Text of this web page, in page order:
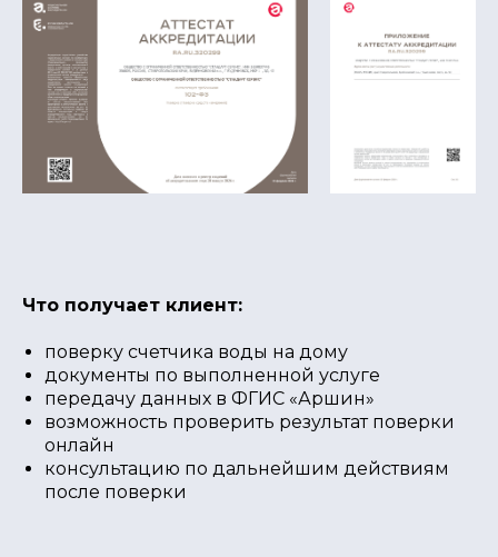
Что получает клиент:
поверку счетчика воды на дому
документы по выполненной услуге
передачу данных в ФГИС «Аршин»
возможность проверить результат поверки
онлайн
консультацию по дальнейшим действиям
после поверки